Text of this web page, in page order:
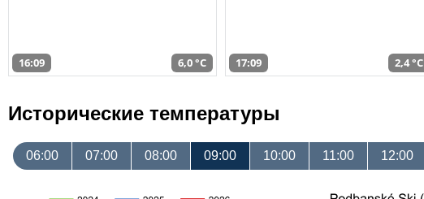
16:09 6,0 °C 17:09 2,4 °C
Исторические температуры
06:00 07:00 08:00 09:00 10:00 11:00 12:00